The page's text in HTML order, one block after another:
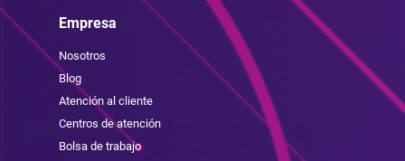
Empresa
Nosotros
Blog
Atención al cliente
Centros de atención
Bolsa de trabajo